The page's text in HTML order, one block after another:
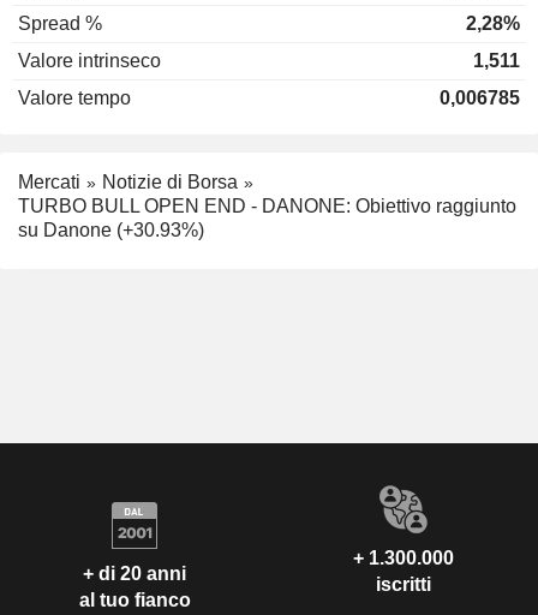
Spread %
2,28%
Valore intrinseco
1,511
Valore tempo
0,006785
Mercati
Notizie di Borsa
TURBO BULL OPEN END - DANONE: Obiettivo raggiunto
su Danone (+30.93%)
+ di 20 anni
al tuo fianco
+ 1.300.000
iscritti